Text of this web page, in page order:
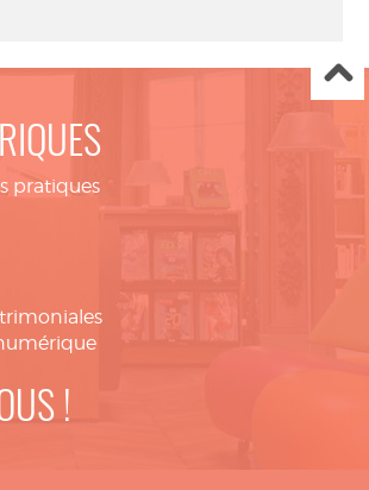
pratiques
!